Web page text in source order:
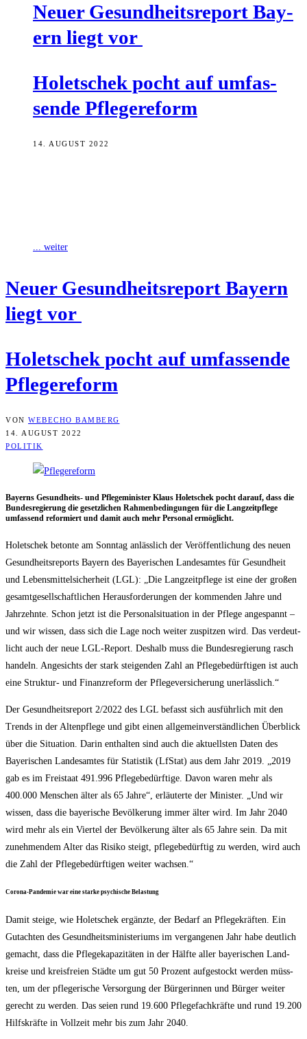
Neu­er Gesund­heits­re­port Bay­
ern liegt vor
Holet­schek pocht auf umfas­
sen­de Pflegereform
14. AUGUST 2022
... weiter
Neu­er Gesund­heits­re­port Bay­ern
liegt vor
Holet­schek pocht auf umfas­sen­de
Pflegereform
VON WEBECHO BAMBERG
14. AUGUST 2022
POLITIK
Bay­erns Gesund­heits- und Pfle­ge­mi­nis­ter Klaus Holet­schek pocht dar­auf, dass die
Bun­des­re­gie­rung die gesetz­li­chen Rah­men­be­din­gun­gen für die Lang­zeit­pfle­ge
umfas­send refor­miert und damit auch mehr Per­so­nal ermöglicht.
Holet­schek beton­te am Sonn­tag anläss­lich der Ver­öf­fent­li­chung des neu­en
Gesund­heits­re­ports Bay­ern des Baye­ri­schen Lan­des­am­tes für Gesund­heit
und Lebens­mit­tel­si­cher­heit (LGL): „Die Lang­zeit­pfle­ge ist eine der gro­ßen
gesamt­ge­sell­schaft­li­chen Her­aus­for­de­run­gen der kom­men­den Jah­re und
Jahr­zehn­te. Schon jetzt ist die Per­so­nal­si­tua­ti­on in der Pfle­ge ange­spannt –
und wir wis­sen, dass sich die Lage noch wei­ter zuspit­zen wird. Das ver­deut­
licht auch der neue LGL-Report. Des­halb muss die Bun­des­re­gie­rung rasch
han­deln. Ange­sichts der stark stei­gen­den Zahl an Pfle­ge­be­dürf­ti­gen ist auch
eine Struk­tur- und Finanz­re­form der Pfle­ge­ver­si­che­rung unerlässlich.“
Der Gesund­heits­re­port 2/​2022 des LGL befasst sich aus­führ­lich mit den
Trends in der Alten­pfle­ge und gibt einen all­ge­mein­ver­ständ­li­chen Über­blick
über die Situa­ti­on. Dar­in ent­hal­ten sind auch die aktu­ells­ten Daten des
Baye­ri­schen Lan­des­am­tes für Sta­tis­tik (LfStat) aus dem Jahr 2019. „2019
gab es im Frei­staat 491.996 Pfle­ge­be­dürf­ti­ge. Davon waren mehr als
400.000 Men­schen älter als 65 Jah­re“, erläu­ter­te der Minis­ter. „Und wir
wis­sen, dass die baye­ri­sche Bevöl­ke­rung immer älter wird. Im Jahr 2040
wird mehr als ein Vier­tel der Bevöl­ke­rung älter als 65 Jah­re sein. Da mit
zuneh­men­dem Alter das Risi­ko steigt, pfle­ge­be­dürf­tig zu wer­den, wird auch
die Zahl der Pfle­ge­be­dürf­ti­gen wei­ter wachsen.“
Coro­na-Pan­de­mie war eine star­ke psy­chi­sche Belastung
Damit stei­ge, wie Holet­schek ergänz­te, der Bedarf an Pfle­ge­kräf­ten. Ein
Gut­ach­ten des Gesund­heits­mi­nis­te­ri­ums im ver­gan­ge­nen Jahr habe deut­lich
gemacht, dass die Pfle­ge­ka­pa­zi­tä­ten in der Hälf­te aller baye­ri­schen Land­
krei­se und kreis­frei­en Städ­te um gut 50 Pro­zent auf­ge­stockt wer­den müss­
ten, um der pfle­ge­ri­sche Ver­sor­gung der Bür­ge­rin­nen und Bür­ger wei­ter
gerecht zu wer­den. Das sei­en rund 19.600 Pfle­ge­fach­kräf­te und rund 19.200
Hilfs­kräf­te in Voll­zeit mehr bis zum Jahr 2040.